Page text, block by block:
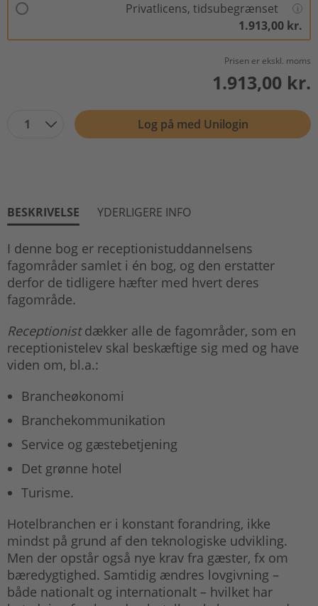
Privatlicens, tidsubegrænset
1.913,00 kr.
Prisen er ekskl. moms
1.913,00 kr.
1 Log på med Unilogin
BESKRIVELSE YDERLIGERE INFO
I denne bog er receptionistuddannelsens
fagområder samlet i én bog, og den erstatter
derfor de tidligere hæfter med hvert deres
fagområde.
Receptionistdækker alle de fagområder, som en
receptionistelev skal beskæftige sig med og have
viden om, bl.a.:
Brancheøkonomi
Branchekommunikation
Service og gæstebetjening
Det grønne hotel
Turisme.
Hotelbranchen er i konstant forandring, ikke
mindst på grund af den teknologiske udvikling.
Men der opstår også nye krav fra gæster, fx om
bæredygtighed. Samtidig ændres lovgivning –
både nationalt og internationalt – hvilket har